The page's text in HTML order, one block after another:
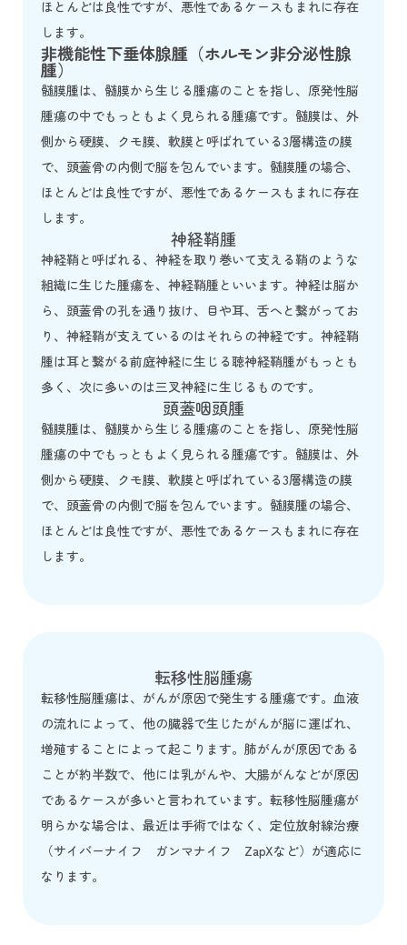
ほとんどは良性ですが、悪性であるケースもまれに存在
します。
非機能性下垂体腺腫（ホルモン非分泌性腺
腫）
髄膜腫は、髄膜から生じる腫瘍のことを指し、原発性脳
腫瘍の中でもっともよく見られる腫瘍です。髄膜は、外
側から硬膜、クモ膜、軟膜と呼ばれている3層構造の膜
で、頭蓋骨の内側で脳を包んでいます。髄膜腫の場合、
ほとんどは良性ですが、悪性であるケースもまれに存在
します。
神経鞘腫
神経鞘と呼ばれる、神経を取り巻いて支える鞘のような
組織に生じた腫瘍を、神経鞘腫といいます。神経は脳か
ら、頭蓋骨の孔を通り抜け、目や耳、舌へと繋がってお
り、神経鞘が支えているのはそれらの神経です。神経鞘
腫は耳と繋がる前庭神経に生じる聴神経鞘腫がもっとも
多く、次に多いのは三叉神経に生じるものです。
頭蓋咽頭腫
髄膜腫は、髄膜から生じる腫瘍のことを指し、原発性脳
腫瘍の中でもっともよく見られる腫瘍です。髄膜は、外
側から硬膜、クモ膜、軟膜と呼ばれている3層構造の膜
で、頭蓋骨の内側で脳を包んでいます。髄膜腫の場合、
ほとんどは良性ですが、悪性であるケースもまれに存在
します。
転移性脳腫瘍
転移性脳腫瘍は、がんが原因で発生する腫瘍です。血液
の流れによって、他の臓器で生じたがんが脳に運ばれ、
増殖することによって起こります。肺がんが原因である
ことが約半数で、他には乳がんや、大腸がんなどが原因
であるケースが多いと言われています。転移性脳腫瘍が
明らかな場合は、最近は手術ではなく、定位放射線治療
（サイバーナイフ ガンマナイフ ZapXなど）が適応に
なります。